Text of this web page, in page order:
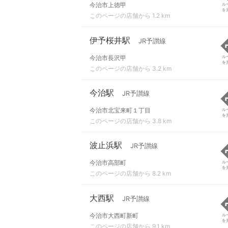
今治市上徳甲
このページの店舗から 1.2 km
ル
を
伊予桜井駅 JR予讃線
今治市長沢甲
このページの店舗から 3.2 km
ル
を
今治駅 JR予讃線
今治市北宝来町１丁目
このページの店舗から 3.8 km
ル
を
波止浜駅 JR予讃線
今治市高部町
このページの店舗から 8.2 km
ル
を
大西駅 JR予讃線
今治市大西町新町
このページの店舗から 9.1 km
ル
を